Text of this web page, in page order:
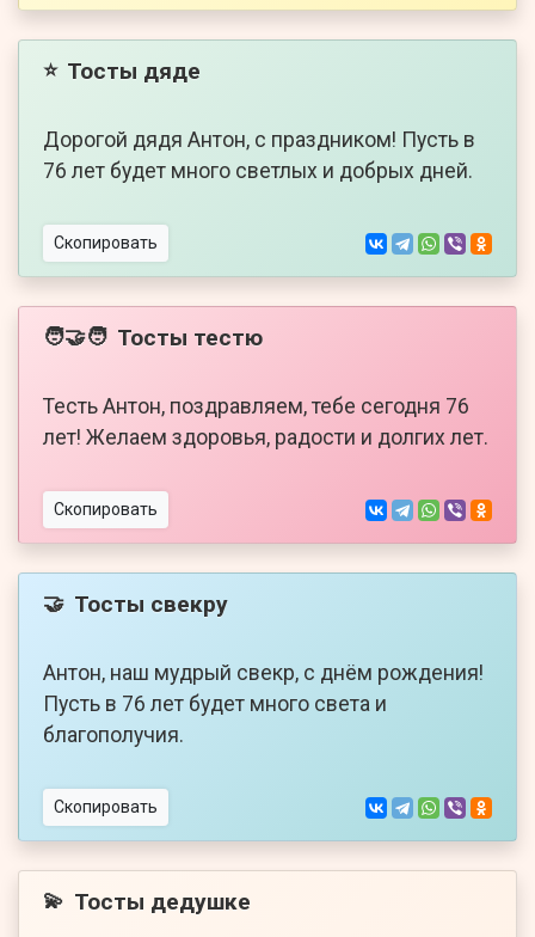
⭐ Тосты дяде
Дорогой дядя Антон, с праздником! Пусть в
76 лет будет много светлых и добрых дней.
Скопировать
🧑‍🤝‍🧑 Тосты тестю
Тесть Антон, поздравляем, тебе сегодня 76
лет! Желаем здоровья, радости и долгих лет.
Скопировать
🤝 Тосты свекру
Антон, наш мудрый свекр, с днём рождения!
Пусть в 76 лет будет много света и
благополучия.
Скопировать
💫 Тосты дедушке